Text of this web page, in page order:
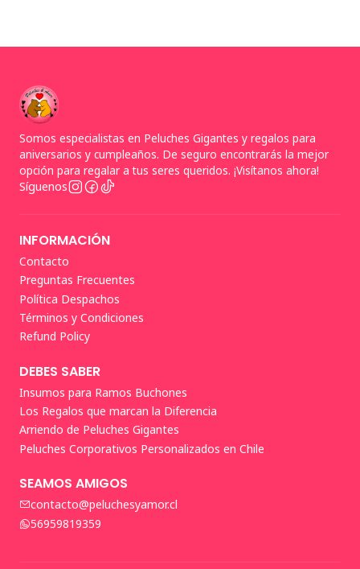
Somos especialistas en Peluches Gigantes y regalos para
aniversarios y cumpleaños. De seguro encontrarás la mejor
opción para regalar a tus seres queridos. ¡Visítanos ahora!
Síguenos
INFORMACIÓN
Contacto
Preguntas Frecuentes
Política Despachos
Términos y Condiciones
Refund Policy
DEBES SABER
Insumos para Ramos Buchones
Los Regalos que marcan la Diferencia
Arriendo de Peluches Gigantes
Peluches Corporativos Personalizados en Chile
SEAMOS AMIGOS
contacto@peluchesyamor.cl
56959819359